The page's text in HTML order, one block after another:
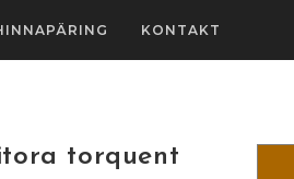
KONTAKT
torquent